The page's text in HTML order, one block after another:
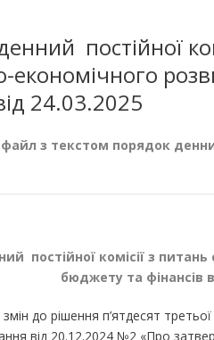
постійної
економічного
24.03.2025
з текстом порядок
постійної комісії з
бюджету та фінансів
до рішення п’ятдесят третьої
від 20.12.2024 №2 «Про